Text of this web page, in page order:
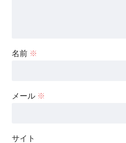
名前 ※
メール ※
サイト